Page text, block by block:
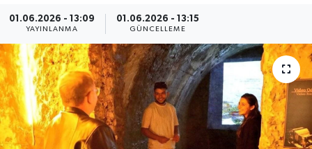
01.06.2026 - 13:09
YAYINLANMA
01.06.2026 - 13:15
GÜNCELLEME
EĞİTİM
EKONOMİ
English News